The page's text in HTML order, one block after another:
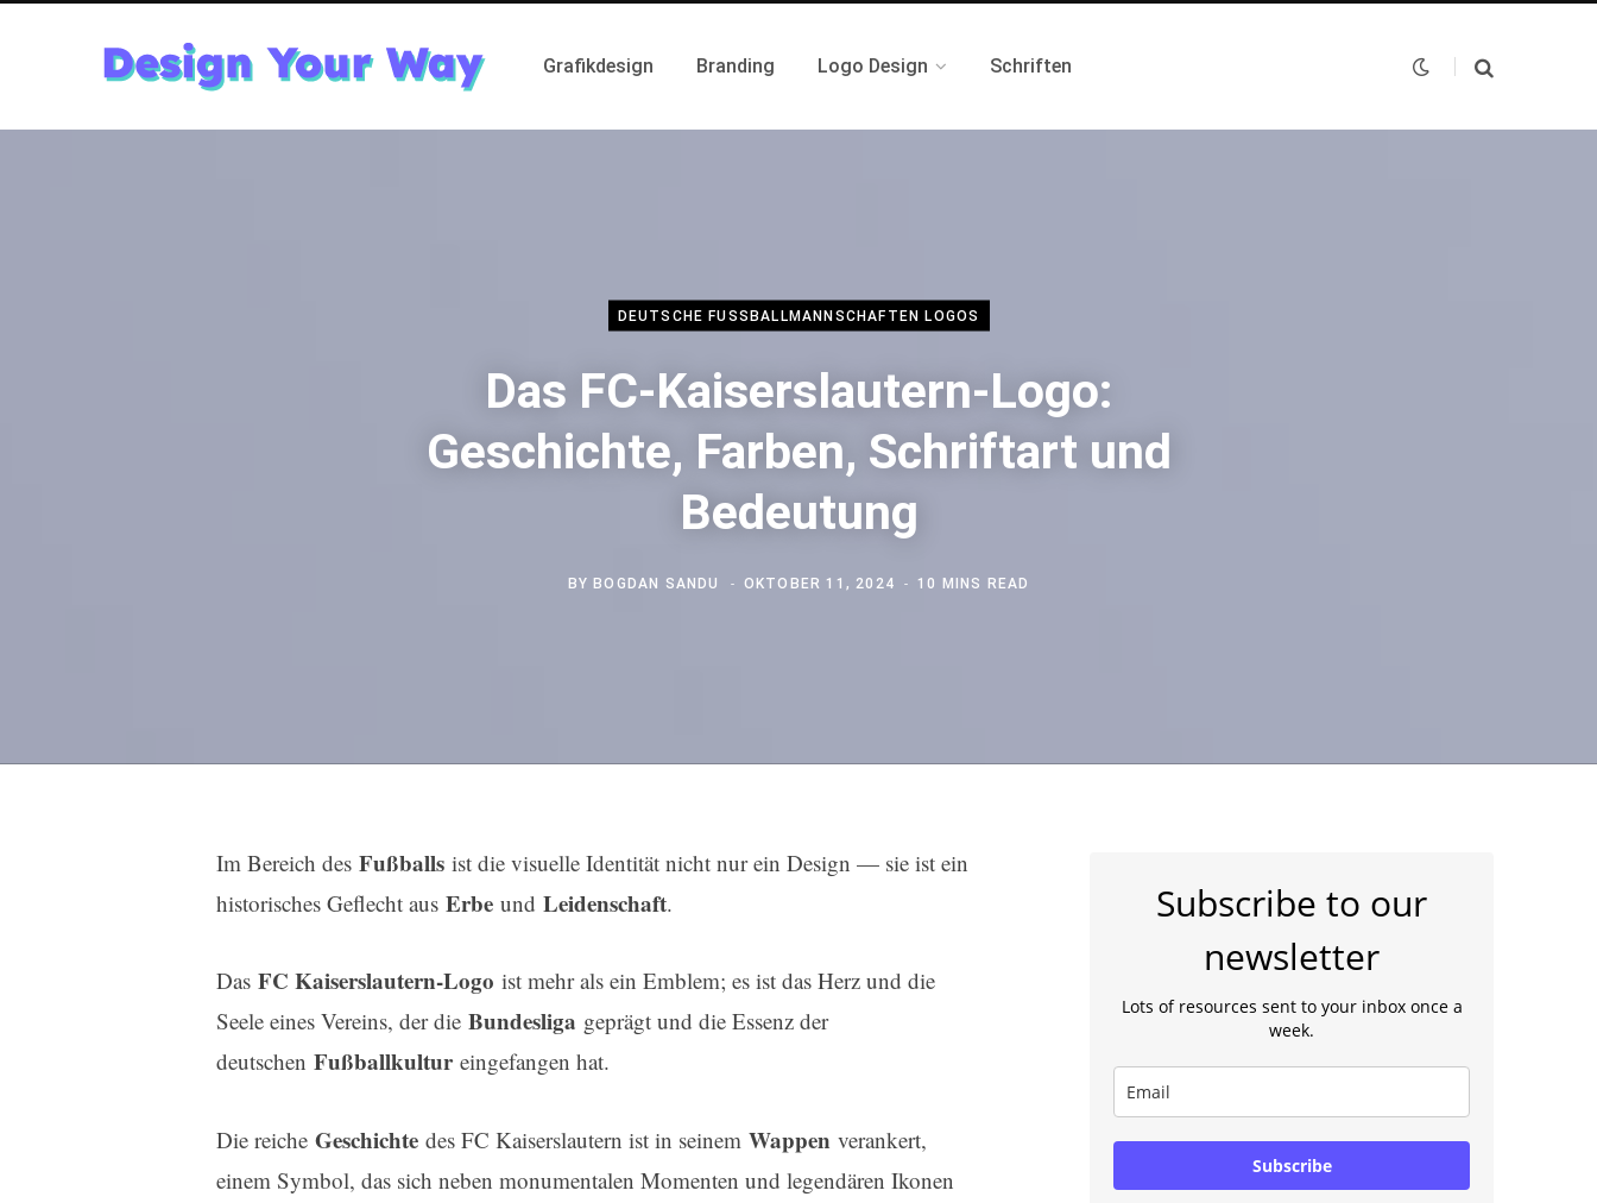
Grafikdesign Branding Logo Design Schriften
DEUTSCHE FUSSBALLMANNSCHAFTEN LOGOS
Das FC-Kaiserslautern-Logo:
Geschichte, Farben, Schriftart und
Bedeutung
BYBOGDAN SANDU OKTOBER 11, 2024 10 MINS READ
Im Bereich des Fußballsist die visuelle Identität nicht nur ein Design — sie ist ein
historisches Geflecht aus Erbeund Leidenschaft.
Das FC Kaiserslautern-Logo ist mehr als ein Emblem; es ist das Herz und die
Seele eines Vereins, der die Bundesliga geprägt und die Essenz der
deutschen Fußballkultureingefangen hat.
Die reiche Geschichtedes FC Kaiserslautern ist in seinem Wappen verankert,
einem Symbol, das sich neben monumentalen Momenten und legendären Ikonen
Subscribe to our
newsletter
Lots of resources sent to your inbox once a
week.
Subscribe